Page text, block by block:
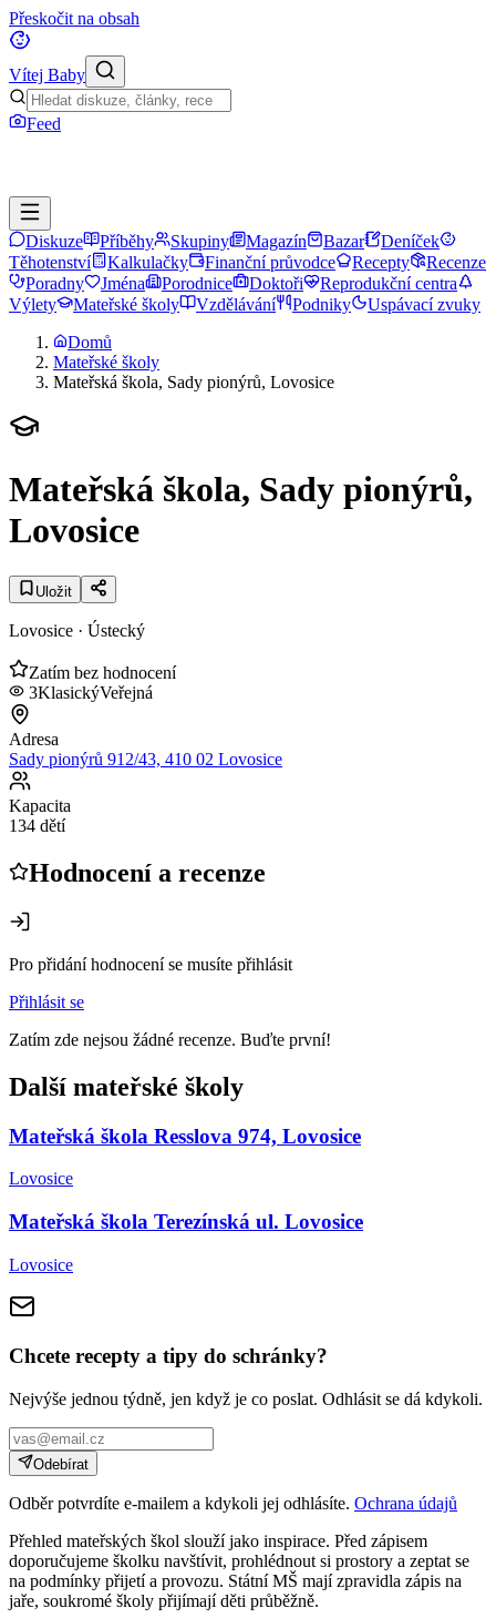
Přeskočit na obsah
Vítej Baby
Feed
Diskuze Příběhy Skupiny Magazín Bazar
Deníček
Těhotenství
Kalkulačky Finanční průvodce Recepty
Recenze
Poradny
Jména Porodnice Doktoři
Reprodukční centra
Výlety
Mateřské školy Vzdělávání Podniky
Uspávací zvuky
Domů
Mateřské školy
Mateřská škola, Sady pionýrů, Lovosice
Mateřská škola, Sady pionýrů,
Lovosice
Uložit
Lovosice · Ústecký
Zatím bez hodnocení
3KlasickýVeřejná
Adresa
Sady pionýrů 912/43, 410 02 Lovosice
Kapacita
134 dětí
Hodnocení a recenze
Pro přidání hodnocení se musíte přihlásit
Přihlásit se
Zatím zde nejsou žádné recenze. Buďte první!
Další mateřské školy
Mateřská škola Resslova 974, Lovosice
Lovosice
Mateřská škola Terezínská ul. Lovosice
Lovosice
Chcete recepty a tipy do schránky?
Nejvýše jednou týdně, jen když je co poslat. Odhlásit se dá kdykoli.
Odebírat
Odběr potvrdíte e-mailem a kdykoli jej odhlásíte. Ochrana údajů
Přehled mateřských škol slouží jako inspirace. Před zápisem
doporučujeme školku navštívit, prohlédnout si prostory a zeptat se
na podmínky přijetí a provozu. Státní MŠ mají zpravidla zápis na
jaře, soukromé školy přijímají děti průběžně.